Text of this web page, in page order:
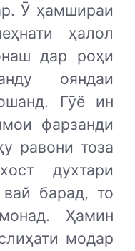
Ӯ ҳамшираи
ҳалол
дар роҳи
ояндаи
Гӯё ин
фарзанди
равони тоза
духтари
барад, то
Ҳамин
модар